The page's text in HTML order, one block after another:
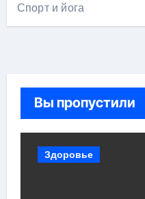
Спорт и йога
Вы пропустили
Здоровье